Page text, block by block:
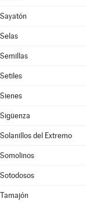
Sayatón
Selas
Semillas
Setiles
Sienes
Sigüenza
Solanillos del Extremo
Somolinos
Sotodosos
Tamajón